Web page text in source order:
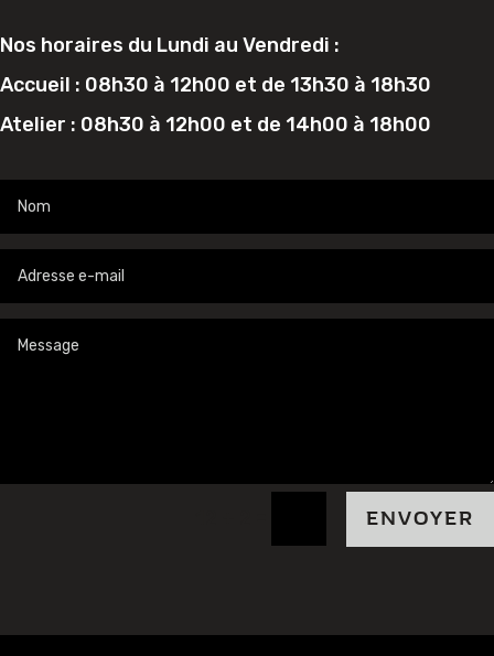
Nos horaires du Lundi au Vendredi :
Accueil : 08h30 à 12h00 et de 13h30 à 18h30
Atelier : 08h30 à 12h00 et de 14h00 à 18h00
ENVOYER